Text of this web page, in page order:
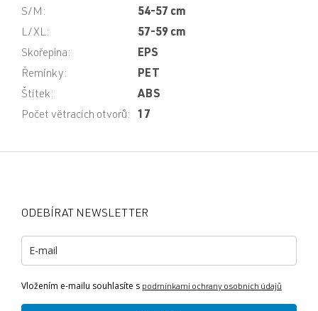
S/M :
54-57 cm
L/XL:
57-59 cm
Skořepina:
EPS
Řemínky:
PET
Štítek:
ABS
Počet větracích otvorů: 17
ODEBÍRAT NEWSLETTER
Vložením e-mailu souhlasíte s podmínkami ochrany osobních údajů